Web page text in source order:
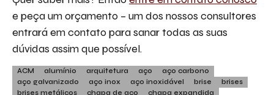
e peça um orçamento – um dos nossos consultores
entrará em contato para sanar todas as suas
dúvidas assim que possível.
ACM alumínio arquitetura aço
aço carbono
aço galvanizado
aço inox aço inoxidável brise
brises
brises metálicos
chapa de aço chapa expandida